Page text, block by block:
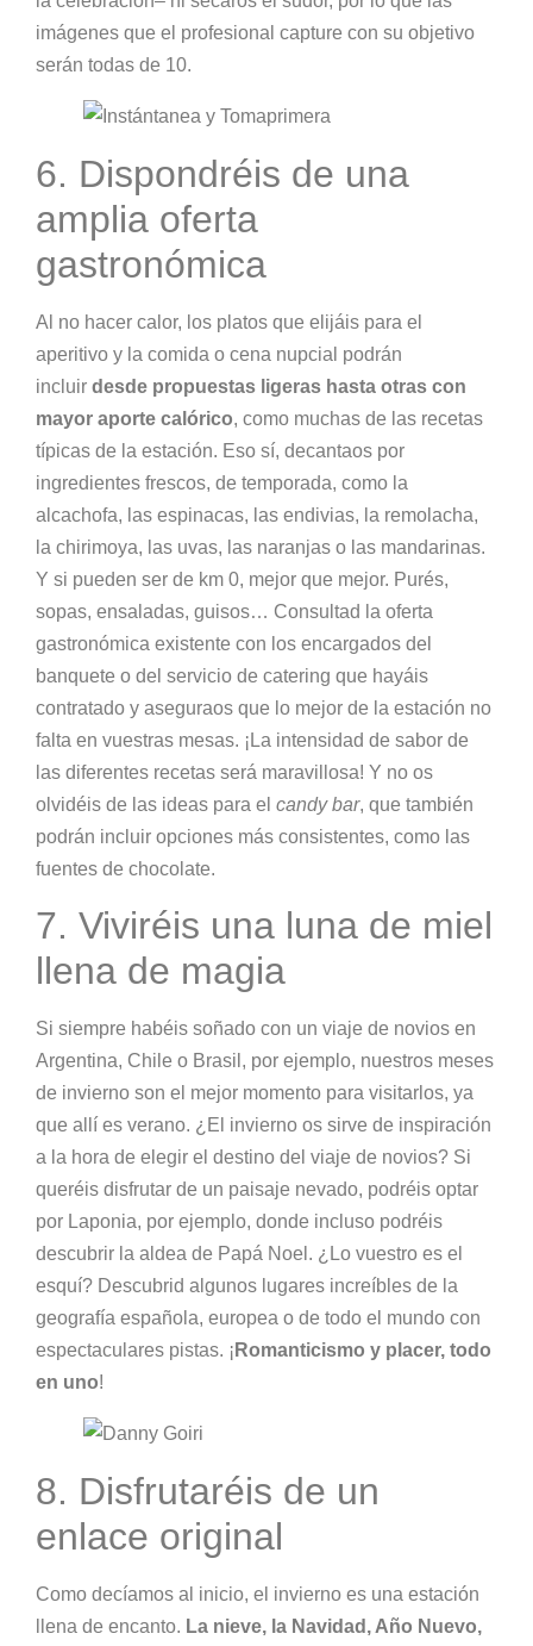
imágenes que el profesional capture con su objetivo
serán todas de 10.
6. Dispondréis de una
amplia oferta
gastronómica
Al no hacer calor, los platos que elijáis para el
aperitivo y la comida o cena nupcial podrán
incluir desde propuestas ligeras hasta otras con
mayor aporte calórico, como muchas de las recetas
típicas de la estación. Eso sí, decantaos por
ingredientes frescos, de temporada, como la
alcachofa, las espinacas, las endivias, la remolacha,
la chirimoya, las uvas, las naranjas o las mandarinas.
Y si pueden ser de km 0, mejor que mejor. Purés,
sopas, ensaladas, guisos… Consultad la oferta
gastronómica existente con los encargados del
banquete o del servicio de catering que hayáis
contratado y aseguraos que lo mejor de la estación no
falta en vuestras mesas. ¡La intensidad de sabor de
las diferentes recetas será maravillosa! Y no os
olvidéis de las ideas para el candy bar, que también
podrán incluir opciones más consistentes, como las
fuentes de chocolate.
7. Viviréis una luna de miel
llena de magia
Si siempre habéis soñado con un viaje de novios en
Argentina, Chile o Brasil, por ejemplo, nuestros meses
de invierno son el mejor momento para visitarlos, ya
que allí es verano. ¿El invierno os sirve de inspiración
a la hora de elegir el destino del viaje de novios? Si
queréis disfrutar de un paisaje nevado, podréis optar
por Laponia, por ejemplo, donde incluso podréis
descubrir la aldea de Papá Noel. ¿Lo vuestro es el
esquí? Descubrid algunos lugares increíbles de la
geografía española, europea o de todo el mundo con
espectaculares pistas. ¡ Romanticismo y placer, todo
en uno!
8. Disfrutaréis de un
enlace original
Como decíamos al inicio, el invierno es una estación
llena de encanto. La nieve, la Navidad, Año Nuevo,